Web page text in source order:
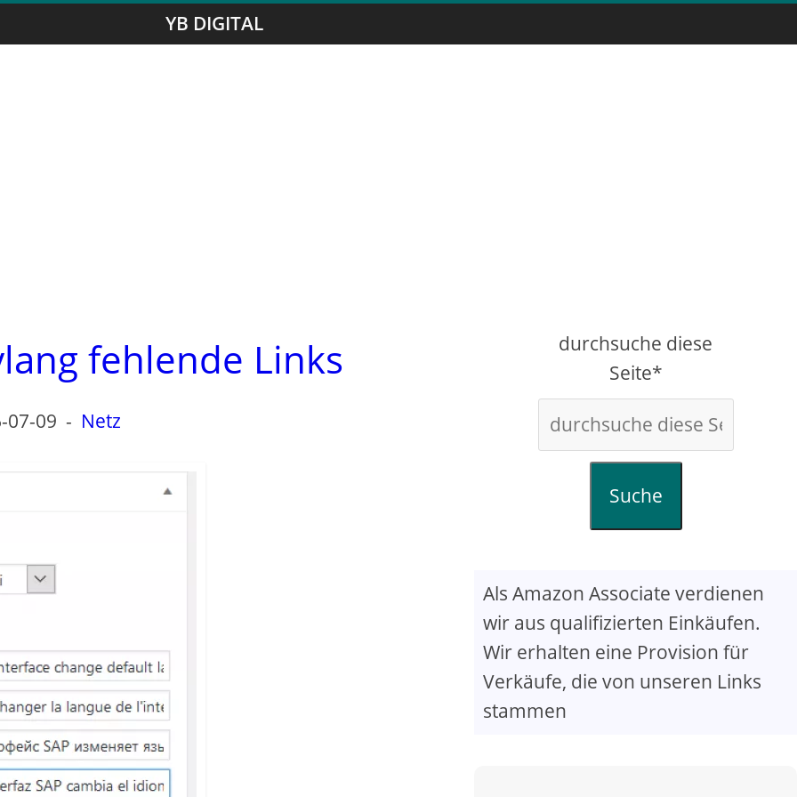
YB DIGITAL
fehlende Links
07-09 - Netz
durchsuche diese
Seite*
Suche
Als Amazon Associate verdienen
wir aus qualifizierten Einkäufen.
Wir erhalten eine Provision für
Verkäufe, die von unseren Links
stammen